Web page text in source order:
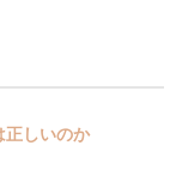
正しいのか